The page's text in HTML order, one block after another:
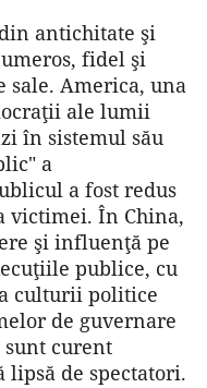
antichitate şi
fidel şi
America, una
ale lumii
în sistemul său
a
a fost redus
victimei. În China,
şi influenţă pe
publice, cu
culturii politice
de guvernare
curent
lipsă de spectatori.